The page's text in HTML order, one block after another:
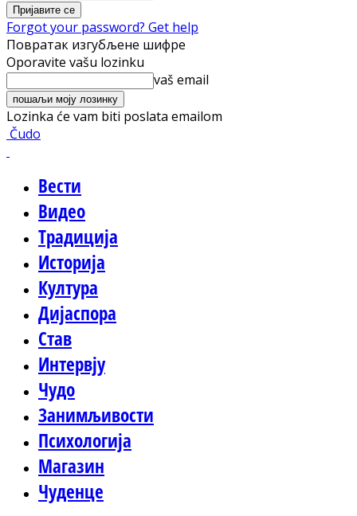
Forgot your password? Get help
Повратак изгубљене шифре
Oporavite vašu lozinku
vaš email
Lozinka će vam biti poslata emailom
Čudo
Вести
Видео
Традиција
Историја
Култура
Дијаспора
Став
Интервју
Чудо
Занимљивости
Психологија
Магазин
Чуденце